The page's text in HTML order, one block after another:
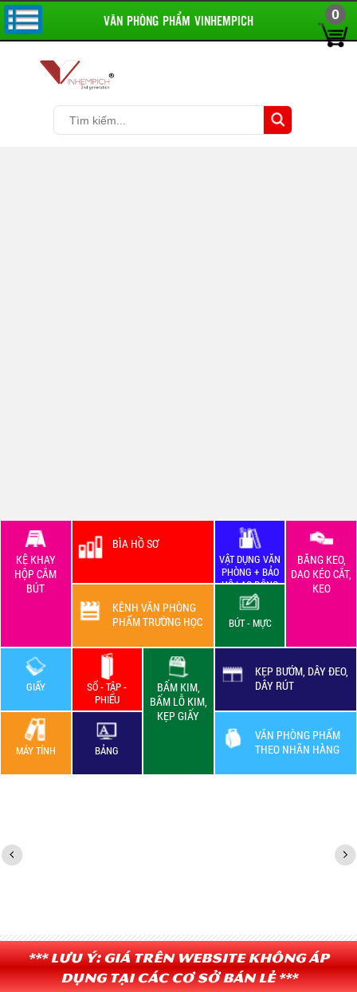
VĂN PHÒNG PHẨM VINHEMPICH
KỆ KHAY
HỘP CẮM
BÚT
BÌA HỒ SƠ
VẬT DỤNG VĂN
PHÒNG + BẢO
HỘ LAO ĐỘNG
BĂNG KEO,
DAO KÉO CẮT,
KEO
KÊNH VĂN PHÒNG
PHẨM TRƯỜNG HỌC
BÚT - MỰC
GIẤY
SỔ - TẬP -
PHIẾU
BẤM KIM,
BẤM LỖ KIM,
KẸP GIẤY
KẸP BƯỚM, DÂY ĐEO,
DÂY RÚT
VĂN PHÒNG PHẨM
THEO NHÃN HÀNG
MÁY TÍNH BẢNG
*** Lưu ý: Giá trên website không áp
dụng tại các cơ sở bán lẻ ***
0